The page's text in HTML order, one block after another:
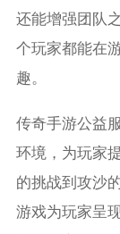
还能增强团队
个玩家都能在
趣。
传奇手游公益
环境，为玩家
的挑战到攻沙
游戏为玩家呈